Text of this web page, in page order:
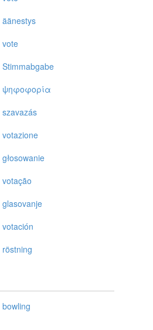
äänestys
vote
Stimmabgabe
ψηφoφoρία
szavazás
votazione
głosowanie
votação
glasovanje
votación
röstning
bowling